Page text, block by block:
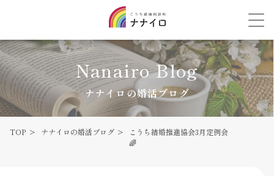
Nanairo Blog
ナナイロの婚活ブログ
TOP ナナイロの婚活ブログ
こうち結婚推進協会3月定例会
🌈